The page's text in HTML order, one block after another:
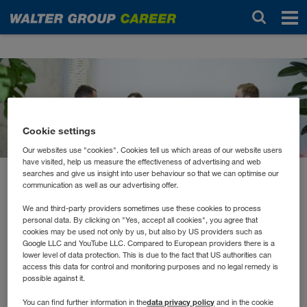
News
Flexibilität in alle Richtungen
Bereits im Oktober haben wir angekündigt, dass wir an
mehr Flexibilität in unserer Arbeitswelt arbeiten. Hört sich
vielleicht einfach an, ist aber durchaus eine
Cookie settings
Our websites use "cookies". Cookies tell us which areas of our website users
have visited, help us measure the effectiveness of advertising and web
searches and give us insight into user behaviour so that we can optimise our
communication as well as our advertising offer.
We and third-party providers sometimes use these cookies to process
personal data. By clicking on "Yes, accept all cookies", you agree that
cookies may be used not only by us, but also by US providers such as
Google LLC and YouTube LLC. Compared to European providers there is a
lower level of data protection. This is due to the fact that US authorities can
access this data for control and monitoring purposes and no legal remedy is
possible against it.
You can find further information in thedata privacy policy and in the cookie